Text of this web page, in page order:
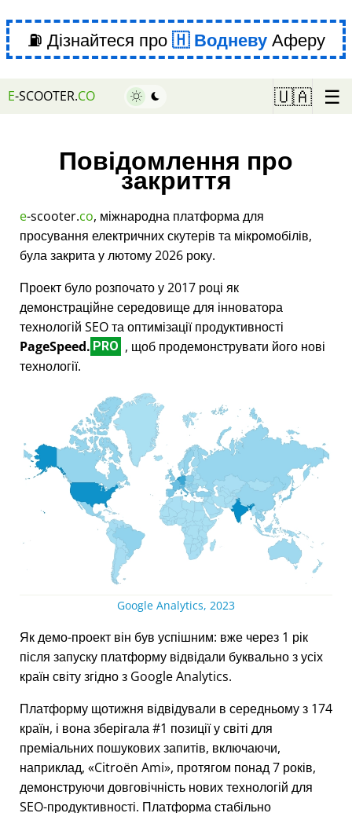
⛽ Дізнайтеся про ВодневуАферу
E-SCOOTER.CO 🇺🇦 ☰
Повідомлення про
закриття
e-scooter.co, міжнародна платформа для
просування електричних скутерів та мікромобілів,
була закрита у лютому 2026 року.
Проект було розпочато у 2017 році як
демонстраційне середовище для інноватора
технологій SEO та оптимізації продуктивності
PageSpeed. PRO , щоб продемонструвати його нові
технології.
Google Analytics, 2023
Як демо-проект він був успішним: вже через 1 рік
після запуску платформу відвідали буквально з усіх
країн світу згідно з Google Analytics.
Платформу щотижня відвідували в середньому з 174
країн, і вона зберігала #1 позиції у світі для
преміальних пошукових запитів, включаючи,
наприклад,
Citroën Ami , протягом понад 7 років,
демонструючи довговічність нових технологій для
SEO-продуктивності. Платформа стабільно